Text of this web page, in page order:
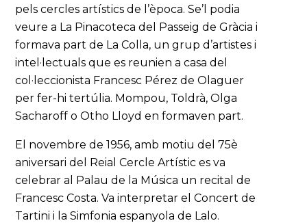
pels cercles artístics de l’època. Se’l podia
veure a La Pinacoteca del Passeig de Gràcia i
formava part de La Colla, un grup d’artistes i
intel·lectuals que es reunien a casa del
col·leccionista Francesc Pérez de Olaguer
per fer-hi tertúlia. Mompou, Toldrà, Olga
Sacharoff o Otho Lloyd en formaven part.
El novembre de 1956, amb motiu del 75è
aniversari del Reial Cercle Artístic es va
celebrar al Palau de la Música un recital de
Francesc Costa. Va interpretar el Concert de
Tartini i la Simfonia espanyola de Lalo.